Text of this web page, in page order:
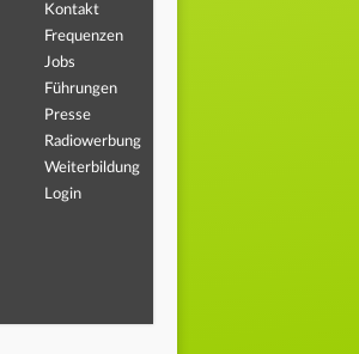
Kontakt
Frequenzen
Jobs
Führungen
Presse
Radiowerbung
Weiterbildung
Login